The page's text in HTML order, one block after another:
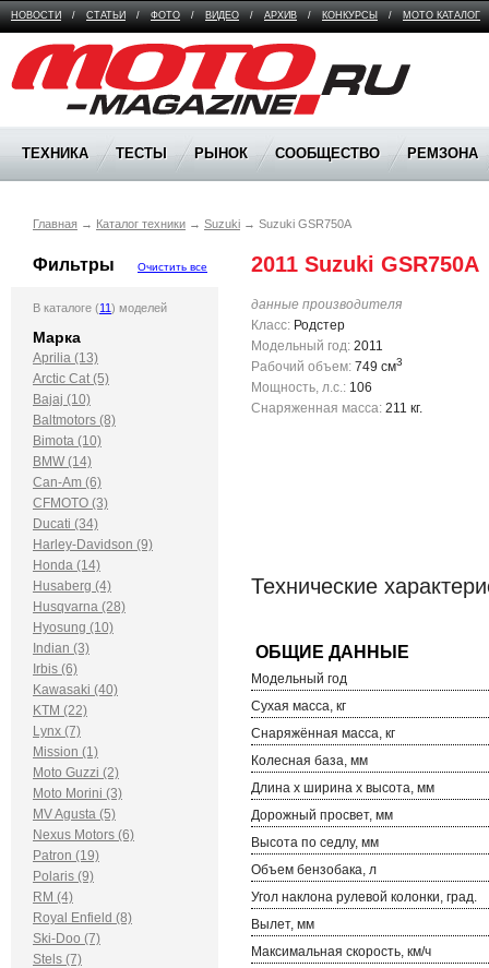
НОВОСТИ / СТАТЬИ / ФОТО / ВИДЕО / АРХИВ / КОНКУРСЫ / МОТО КАТАЛОГ
Moto Magazine
ТЕХНИКА ТЕСТЫ РЫНОК СООБЩЕСТВО РЕМЗОНА
Главная → Каталог техники → Suzuki → Suzuki GSR750A
Фильтры Очистить все
В каталоге (11 ) моделей
Марка
Aprilia (13)
Arctic Cat (5)
Bajaj (10)
Baltmotors (8)
Bimota (10)
BMW (14)
Can-Am (6)
CFMOTO (3)
Ducati (34)
Harley-Davidson (9)
Honda (14)
Husaberg (4)
Husqvarna (28)
Hyosung (10)
Indian (3)
Irbis (6)
Kawasaki (40)
KTM (22)
Lynx (7)
Mission (1)
Moto Guzzi (2)
Moto Morini (3)
MV Agusta (5)
Nexus Motors (6)
Patron (19)
Polaris (9)
RM (4)
Royal Enfield (8)
Ski-Doo (7)
Stels (7)
2011 Suzuki GSR750A
данные производителя
Класс: Родстер
Модельный год: 2011
Рабочий объем: 749 см3
Мощность, л.с.: 106
Снаряженная масса: 211 кг.
Технические
Модельный год
Сухая масса, кг
Снаряжённая масса, кг
Колесная база, мм
Длина х ширина х высота, мм
Дорожный просвет, мм
Высота по седлу, мм
Объем бензобака, л
Угол наклона рулевой колонки, град.
Вылет, мм
Максимальная скорость, км/ч